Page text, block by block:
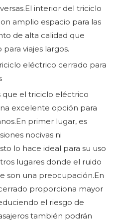
interior del triciclo
amplio espacio para las
de alta calidad que
viajes largos.
eléctrico cerrado para
que el triciclo eléctrico
excelente opción para
primer lugar, es
nocivas ni
lo hace ideal para su uso
lugares donde el ruido
son una preocupación.En
proporciona mayor
el riesgo de
también podrán